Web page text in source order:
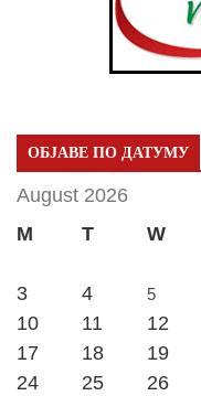
ОБЈАВЕ ПО ДАТУМУ
August 2026
M
T W
3
4 5
10
11 12
17
18 19
24
25 26